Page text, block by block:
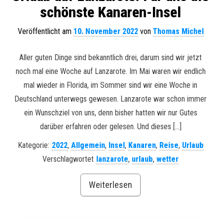
schönste Kanaren-Insel
Veröffentlicht am 10. November 2022von Thomas Michel
Aller guten Dinge sind bekanntlich drei, darum sind wir jetzt
noch mal eine Woche auf Lanzarote. Im Mai waren wir endlich
mal wieder in Florida, im Sommer sind wir eine Woche in
Deutschland unterwegs gewesen. Lanzarote war schon immer
ein Wunschziel von uns, denn bisher hatten wir nur Gutes
darüber erfahren oder gelesen. Und dieses […]
Kategorie: 2022, Allgemein, Insel , Kanaren, Reise, Urlaub
Verschlagwortet lanzarote, urlaub, wetter
Weiterlesen